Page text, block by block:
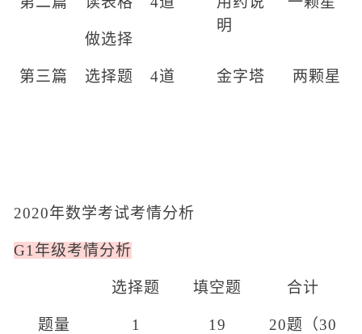
做选择
明
第三篇 选择题 4道 金字塔 两颗星
2020年数学考试考情分析
G1年级考情分析
选择题 填空题 合计
题量 1 19
20题（30